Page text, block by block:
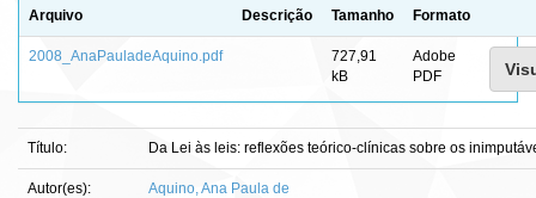
Arquivo Descrição Tamanho Formato
2008_AnaPauladeAquino.pdf
727,91
kB
Adobe
PDF
Título: Da Lei às leis: reflexões teórico-clínicas sobre os
Autor(es): Aquino, Ana Paula de